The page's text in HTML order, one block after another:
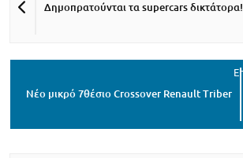
Δημοπρατούνται τα supercars δικτάτορα!
Νέο μικρό 7θέσιο Crossover Renault Triber